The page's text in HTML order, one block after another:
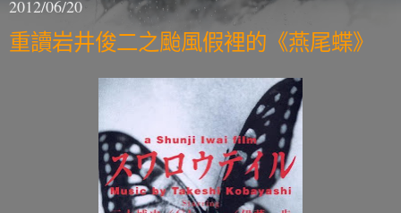
2012/06/20
重讀岩井俊二之颱風假裡的《燕尾蝶》